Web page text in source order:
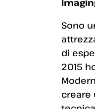
Sono
di
2015
creare